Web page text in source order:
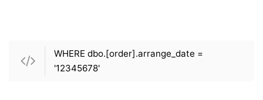
WHERE dbo.[order].arrange_date =
'12345678'